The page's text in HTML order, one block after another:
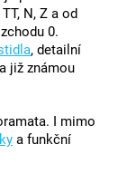
N, Z a od
0.
, detailní
již známou
I mimo
a funkční